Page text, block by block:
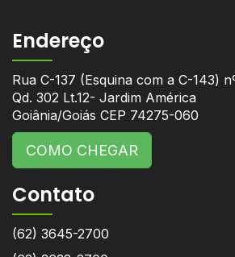
Endereço
Rua C-137 (Esquina com a C-143)
Qd. 302 Lt.12- Jardim América
Goiânia/Goiás CEP 74275-060
COMO CHEGAR
Contato
(62) 3645-2700